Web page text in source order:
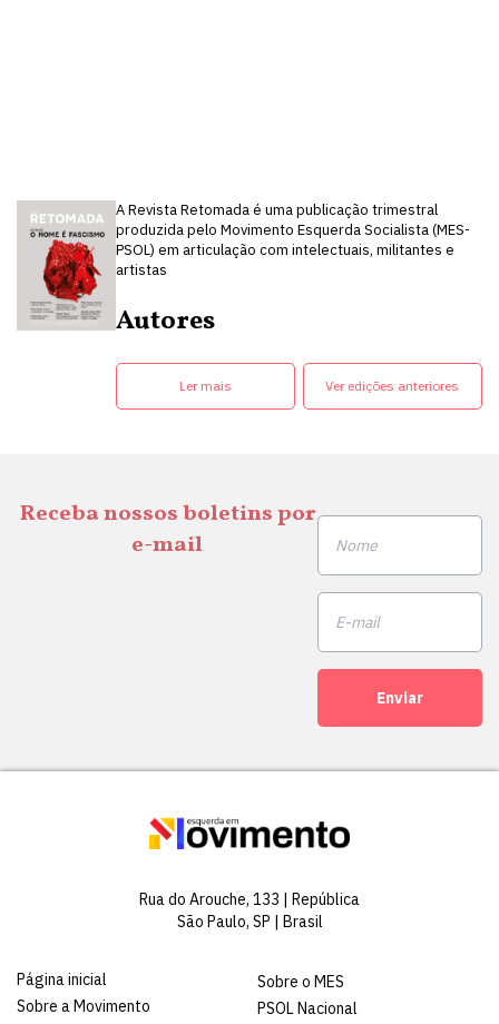
A Revista Retomada é uma publicação trimestral
produzida pelo Movimento Esquerda Socialista (MES-
PSOL) em articulação com intelectuais, militantes e
artistas
Autores
Ler mais Ver edições anteriores
Receba nossos boletins por
e-mail
Enviar
Rua do Arouche, 133 | República
São Paulo, SP | Brasil
Página inicial
Sobre a Movimento
Sobre o MES
PSOL Nacional